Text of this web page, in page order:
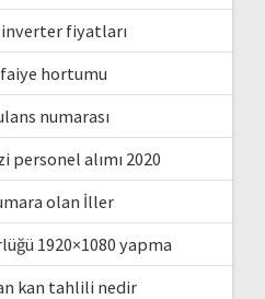
fiyatları
hortumu
numarası
personel alımı 2020
olan İller
1920×1080 yapma
kan tahlili nedir